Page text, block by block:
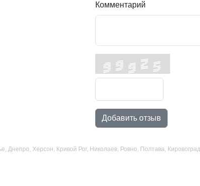
Комментарий
Добавить отзыв
Днепро, Херсон, Кривой Рог, Николаев, Ровно, Полтава,